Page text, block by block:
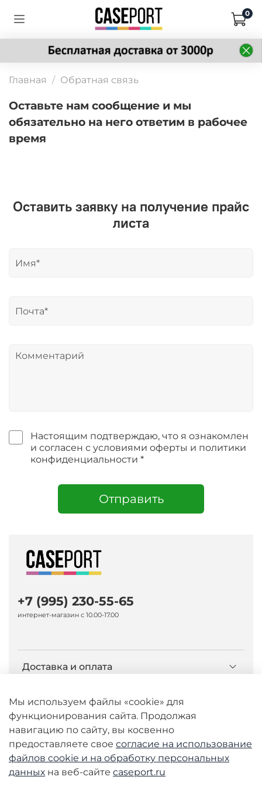
0
Главная Обратная связь
Оставьте нам сообщение и мы
обязательно на него ответим в рабочее
время
Оставить заявку на получение прайс
листа
Настоящим подтверждаю, что я ознакомлен
и согласен с условиями оферты и политики
конфиденциальности *
Отправить
Доставка и оплата
О компании Caseport
Бренд Nillkin
+7 (995) 230-55-65
интернет-магазин с 10.00-17.00
Мы используем файлы «cookie» для
функционирования сайта. Продолжая
навигацию по сайту, вы косвенно
предоставляете свое согласие на использование
файлов cookie и на обработку персональных
данных на веб-сайте caseport.ru
обработки